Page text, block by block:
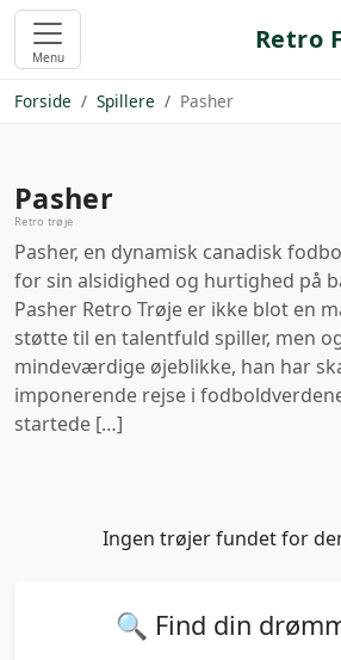
Menu
Retro
Forside Spillere Pasher
Pasher
Retro trøje
Pasher, en dynamisk canadisk
for sin alsidighed og hurtighed på
Pasher Retro Trøje er ikke blot en
støtte til en talentfuld spiller, men
mindeværdige øjeblikke, han har
imponerende rejse i
startede […]
Ingen trøjer fundet for
🔍 Find din